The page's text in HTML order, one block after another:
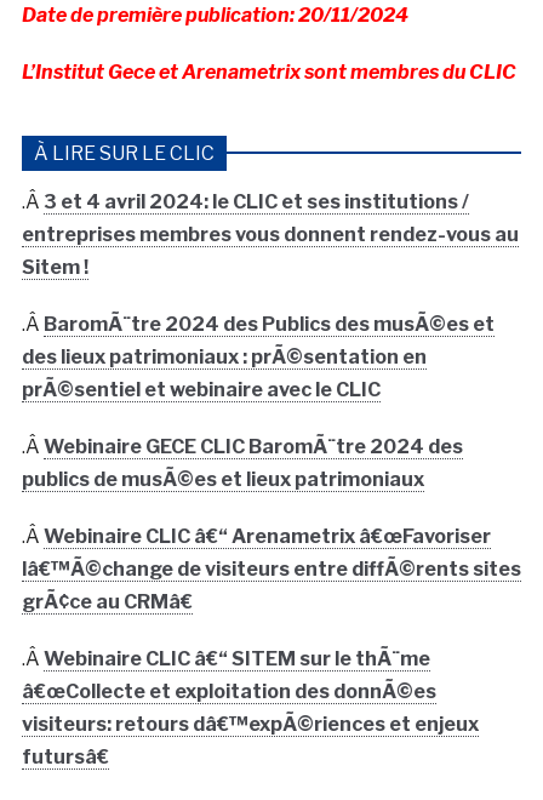
Date de première publication: 20/11/2024
L’Institut Gece et Arenametrix sont membres du CLIC
À LIRE SUR LE CLIC
.Â 3 et 4 avril 2024: le CLIC et ses institutions /
entreprises membres vous donnent rendez-vous au
Sitem !
.Â BaromÃ¨tre 2024 des Publics des musÃ©es et
des lieux patrimoniaux : prÃ©sentation en
prÃ©sentiel et webinaire avec le CLIC
.Â Webinaire GECE CLIC BaromÃ¨tre 2024 des
publics de musÃ©es et lieux patrimoniaux
.Â Webinaire CLIC â€“ Arenametrix â€œFavoriser
lâ€™Ã©change de visiteurs entre diffÃ©rents sites
grÃ¢ce au CRMâ€
.Â Webinaire CLIC â€“ SITEM sur le thÃ¨me
â€œCollecte et exploitation des donnÃ©es
visiteurs: retours dâ€™expÃ©riences et enjeux
futursâ€